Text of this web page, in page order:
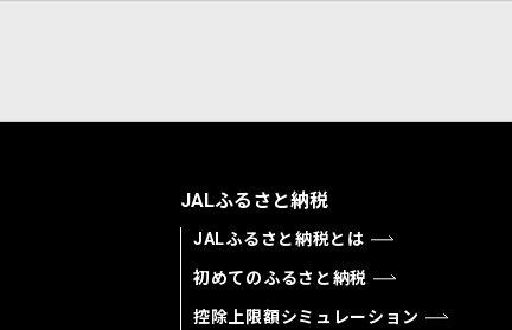
JALふるさと納税
JALふるさと納税とは
初めてのふるさと納税
控除上限額シミュレーション